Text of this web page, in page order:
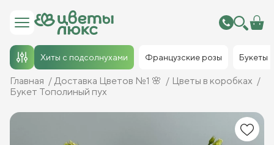
Хиты с подсолнухами Французские розы Букеты
Главная Доставка Цветов №1 🌸
Цветы в коробках
Букет Тополиный пух